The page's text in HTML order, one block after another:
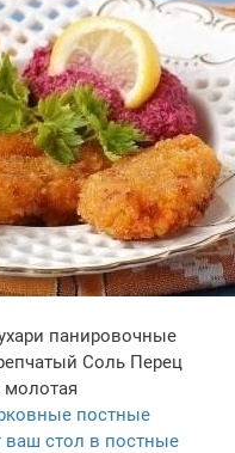
панировочные
Соль Перец
молотая
постные
ваш стол в постные